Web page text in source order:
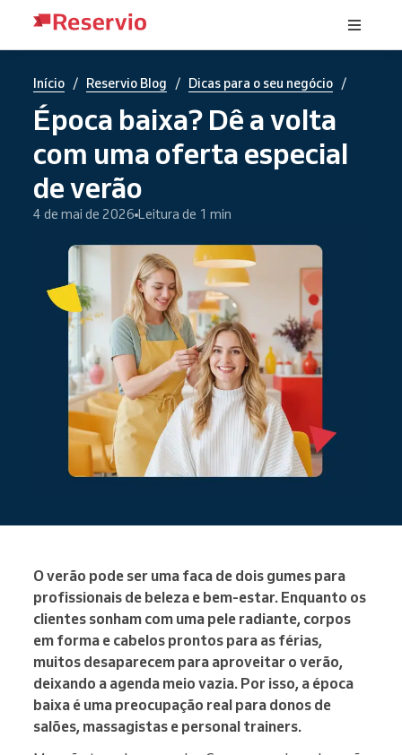
Início / Reservio Blog / Dicas para o seu negócio /
Época baixa? Dê a volta
com uma oferta especial
de verão
4 de mai de 2026 Leitura de 1 min
O verão pode ser uma faca de dois gumes para
profissionais de beleza e bem-estar. Enquanto os
clientes sonham com uma pele radiante, corpos
em forma e cabelos prontos para as férias,
muitos desaparecem para aproveitar o verão,
deixando a agenda meio vazia. Por isso, a época
baixa é uma preocupação real para donos de
salões, massagistas e personal trainers.